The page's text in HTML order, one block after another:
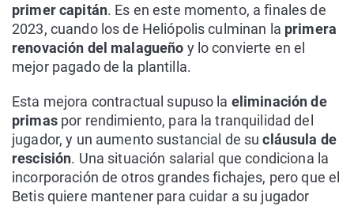
primer capitán. Es en este momento, a finales de
2023, cuando los de Heliópolis culminan la primera
renovación del malagueño y lo convierte en el
mejor pagado de la plantilla.
Esta mejora contractual supuso la eliminación de
primaspor rendimiento, para la tranquilidad del
jugador, y un aumento sustancial de su cláusula de
rescisión. Una situación salarial que condiciona la
incorporación de otros grandes fichajes, pero que el
Betis quiere mantener para cuidar a su jugador